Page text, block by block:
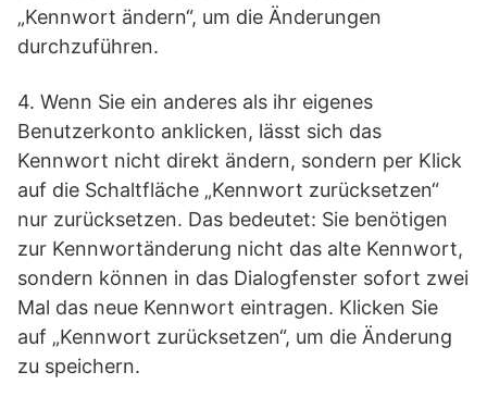
„Kennwort ändern“, um die Änderungen
durchzuführen.
4. Wenn Sie ein anderes als ihr eigenes
Benutzerkonto anklicken, lässt sich das
Kennwort nicht direkt ändern, sondern per Klick
auf die Schaltfläche „Kennwort zurücksetzen“
nur zurücksetzen. Das bedeutet: Sie benötigen
zur Kennwortänderung nicht das alte Kennwort,
sondern können in das Dialogfenster sofort zwei
Mal das neue Kennwort eintragen. Klicken Sie
auf „Kennwort zurücksetzen“, um die Änderung
zu speichern.